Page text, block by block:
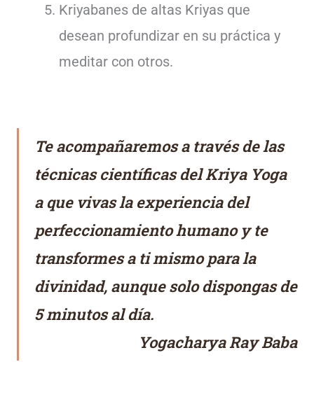
Kriyabanes de altas Kriyas que
desean profundizar en su práctica y
meditar con otros.
Te acompañaremos a través de las
técnicas científicas del Kriya Yoga
a que vivas la experiencia del
perfeccionamiento humano y te
transformes a ti mismo para la
divinidad, aunque solo dispongas de
5 minutos al día.
Yogacharya Ray Baba